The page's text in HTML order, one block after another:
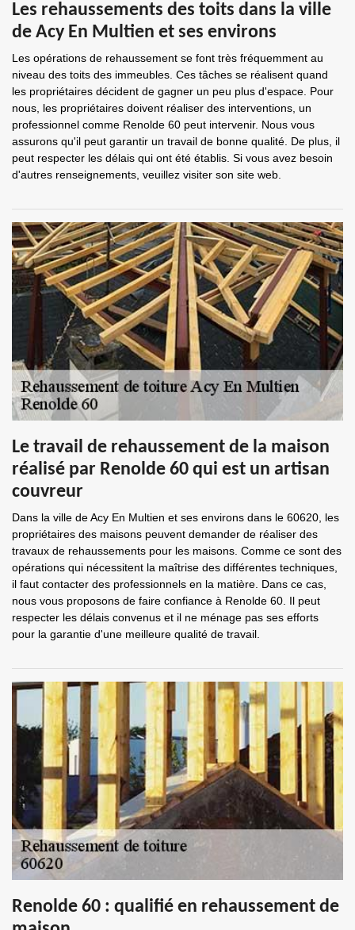
Les rehaussements des toits dans la ville
de Acy En Multien et ses environs
Les opérations de rehaussement se font très fréquemment au
niveau des toits des immeubles. Ces tâches se réalisent quand
les propriétaires décident de gagner un peu plus d'espace. Pour
nous, les propriétaires doivent réaliser des interventions, un
professionnel comme Renolde 60 peut intervenir. Nous vous
assurons qu'il peut garantir un travail de bonne qualité. De plus, il
peut respecter les délais qui ont été établis. Si vous avez besoin
d'autres renseignements, veuillez visiter son site web.
Le travail de rehaussement de la maison
réalisé par Renolde 60 qui est un artisan
couvreur
Dans la ville de Acy En Multien et ses environs dans le 60620, les
propriétaires des maisons peuvent demander de réaliser des
travaux de rehaussements pour les maisons. Comme ce sont des
opérations qui nécessitent la maîtrise des différentes techniques,
il faut contacter des professionnels en la matière. Dans ce cas,
nous vous proposons de faire confiance à Renolde 60. Il peut
respecter les délais convenus et il ne ménage pas ses efforts
pour la garantie d'une meilleure qualité de travail.
Renolde 60 : qualifié en rehaussement de